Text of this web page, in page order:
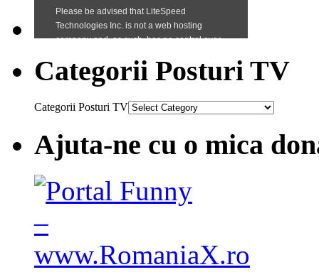
Categorii Posturi TV
Categorii Posturi TV
Ajuta-ne cu o mica